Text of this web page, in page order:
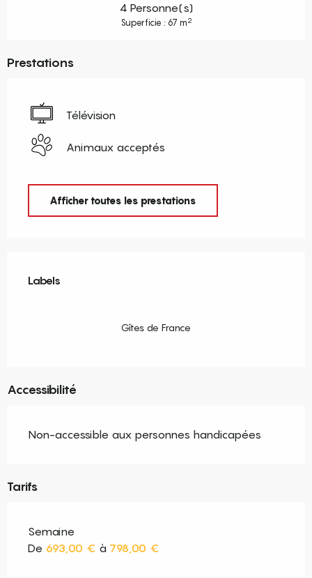
4 Personne(s)
Superficie : 67 m2
Prestations
Télévision
Animaux acceptés
Afficher toutes les prestations
Labels
Labels
Gîtes de France
Accessibilité
Non-accessible aux personnes handicapées
Tarifs
Semaine
De 693,00 € à 798,00 €